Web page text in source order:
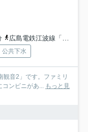
広島電鉄江波線「舟入本町」駅 徒歩15分
公共下水
観音2」です。ファミリ
ンビニがあ...
もっと見